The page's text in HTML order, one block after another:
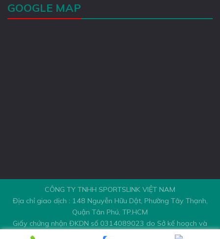
GOOGLE MAP
CÔNG TY TNHH SPORTSLINK VIỆT NAM
Địa chỉ giao dịch : 148 Nguyễn Hữu Dật, Phường Tây Thạnh,
Quận Tân Phú, TP.HCM
Giấy chứng nhận ĐKDN số 0314089023 do Sở kế hoạch và
đầu tư thành phố Hồ Chí Minh cấp ngày 31/10/2016